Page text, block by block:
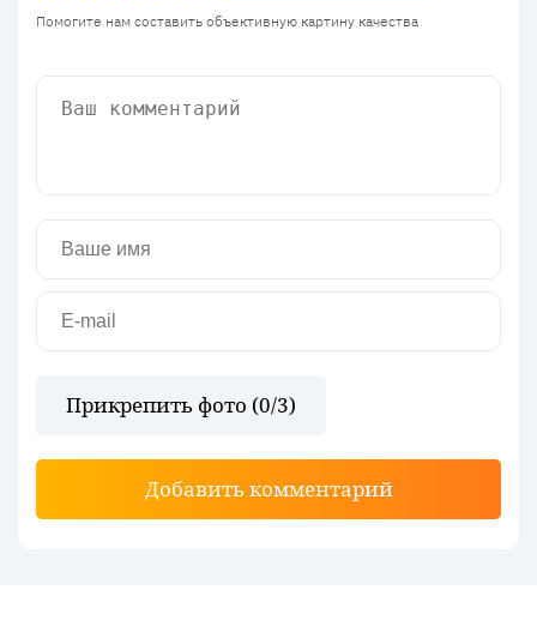
Помогите нам составить объективную картину качества
Прикрепить фото (0/3)
Добавить комментарий